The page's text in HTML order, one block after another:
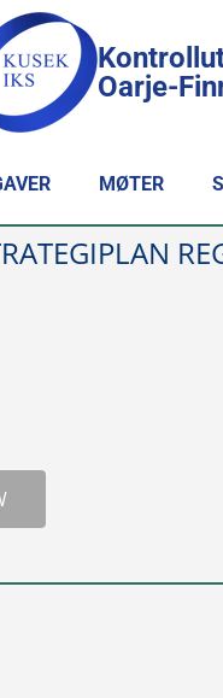
Oarje-
MØTER